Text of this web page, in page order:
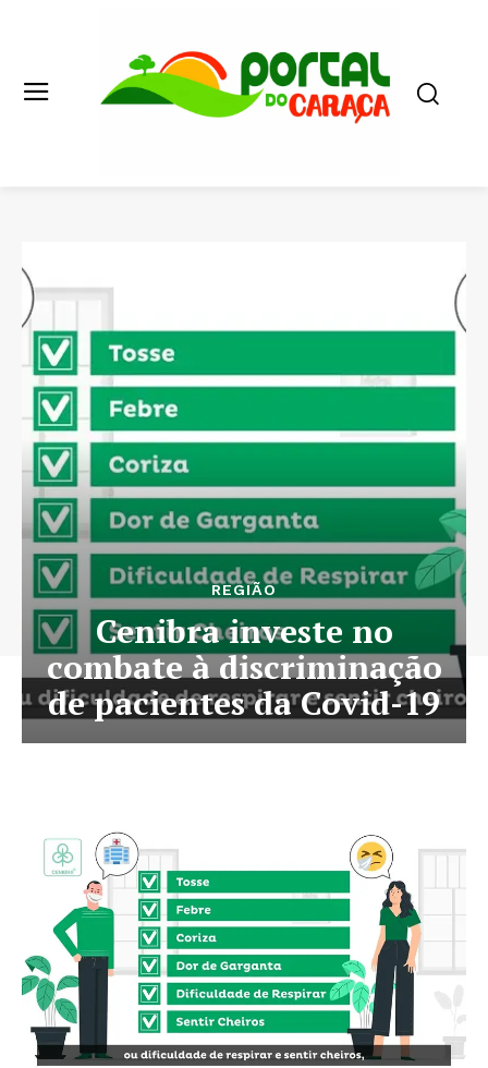
REGIÃO
Cenibra investe no
combate à discriminação
de pacientes da Covid-19